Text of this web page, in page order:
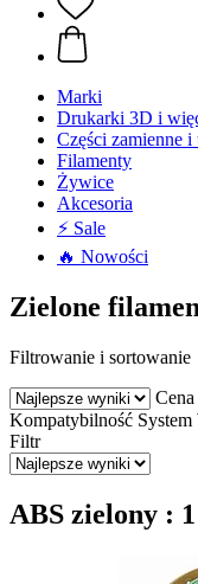
Marki
Drukarki 3D i
Części zamienne i
Filamenty
Żywice
Akcesoria
⚡ Sale
🔥 Nowości
Zielone
Filtrowanie i sortowanie
Cena
Kompatybilność System
Filtr
ABS zielony :